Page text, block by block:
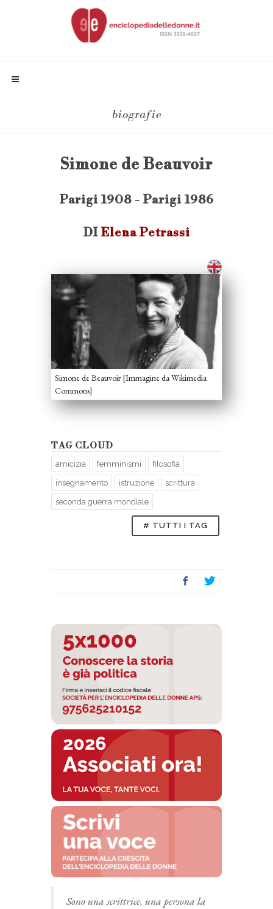
biografie
Simone de Beauvoir
Parigi 1908 - Parigi 1986
DI Elena Petrassi
Simone de Beauvoir [Immagine da Wikimedia
Commons]
TAG CLOUD
amicizia femminismi filosofia
insegnamento istruzione scrittura
seconda guerra mondiale
# TUTTI I TAG
Sono una scrittrice, una persona la